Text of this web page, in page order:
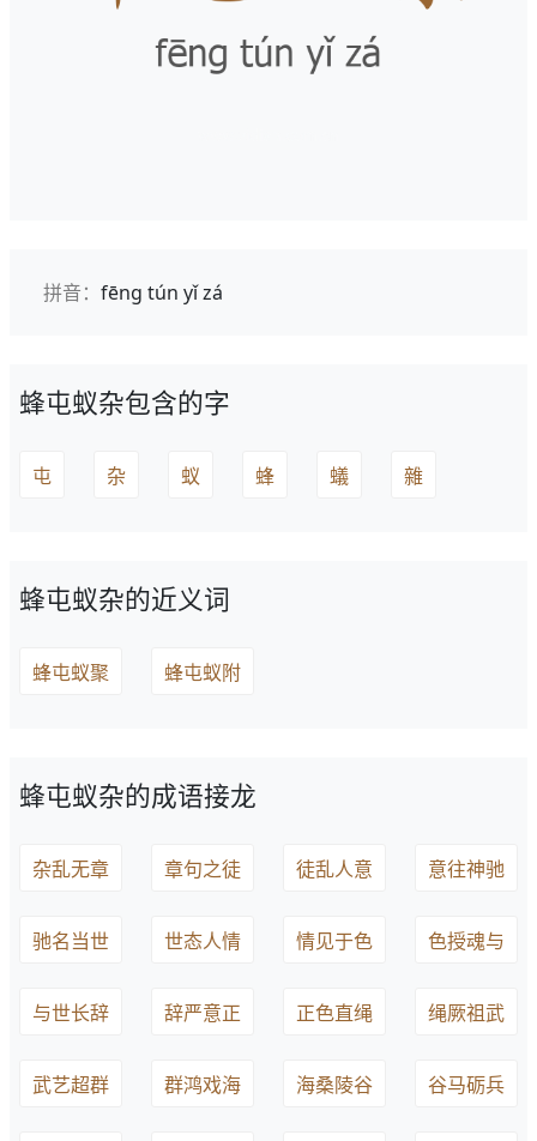
拼音： fēng tún yǐ zá
蜂屯蚁杂包含的字
屯 杂 蚁 蜂 蟻 雜
蜂屯蚁杂的近义词
蜂屯蚁聚 蜂屯蚁附
蜂屯蚁杂的成语接龙
杂乱无章 章句之徒 徒乱人意 意往神驰
驰名当世 世态人情 情见于色 色授魂与
与世长辞 辞严意正 正色直绳 绳厥祖武
武艺超群 群鸿戏海 海桑陵谷 谷马砺兵